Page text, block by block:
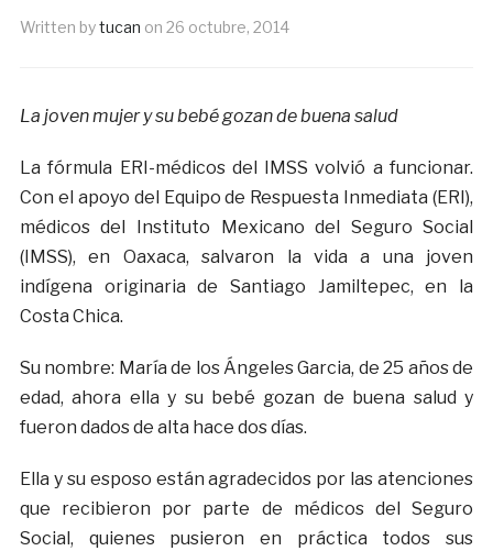
Written bytucan on 26 octubre, 2014
La joven mujer y su bebé gozan de buena salud
La fórmula ERI-médicos del IMSS volvió a funcionar.
Con el apoyo del Equipo de Respuesta Inmediata (ERI),
médicos del Instituto Mexicano del Seguro Social
(IMSS), en Oaxaca, salvaron la vida a una joven
indígena originaria de Santiago Jamiltepec, en la
Costa Chica.
Su nombre: María de los Ángeles Garcia, de 25 años de
edad, ahora ella y su bebé gozan de buena salud y
fueron dados de alta hace dos días.
Ella y su esposo están agradecidos por las atenciones
que recibieron por parte de médicos del Seguro
Social, quienes pusieron en práctica todos sus